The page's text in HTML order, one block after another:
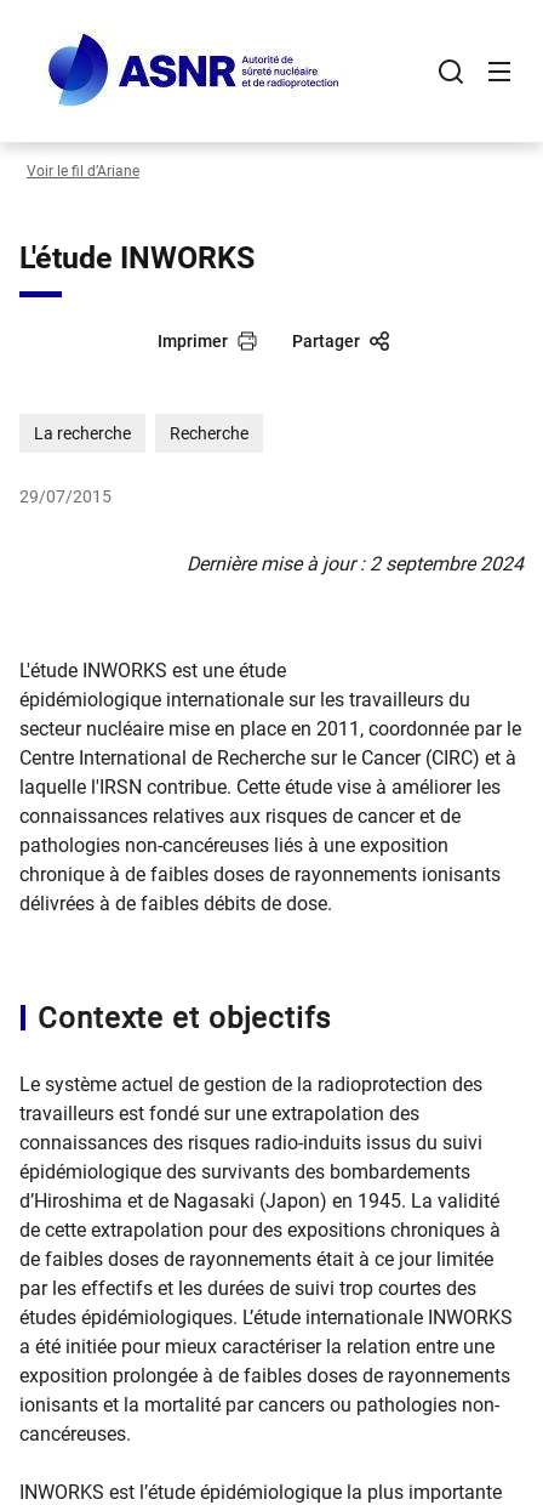
contenu
principal
Voir le fil d’Ariane
L'étude INWORKS
Imprimer Partager
La recherche Recherche
29/07/2015
Dernière mise à jour : 2 septembre 2024
​L'étude INWORKS est une étude
épidémiologique internationale sur les travailleurs du
secteur nucléaire mise en place en 2011, coordonnée par le
Centre International de Recherche sur le Cancer (CIRC) et à
laquelle l'IRSN contribue. Cette étude vise à améliorer les
connaissances relatives aux risques de cancer et de
pathologies non-cancéreuses liés à une exposition
chronique à de faibles doses de rayonnements ionisants
délivrées à de faibles débits de dose.
Contexte et objectifs
Le système actuel de gestion de la radioprotection des
travailleurs est fondé sur une extrapolation des
connaissances des risques radio-induits issus du suivi
épidémiologique des survivants des bombardements
d’Hiroshima et de Nagasaki (Japon) en 1945. La validité
de cette extrapolation pour des expositions chroniques à
de faibles doses de rayonnements était à ce jour limitée
par les effectifs et les durées de suivi trop courtes des
études épidémiologiques. L’étude internationale INWORKS
a été initiée pour mieux caractériser la relation entre une
exposition prolongée à de faibles doses de rayonnements
ionisants et la mortalité par cancers ou pathologies non-
cancéreuses.
INWORKS est l’étude épidémiologique la plus importante